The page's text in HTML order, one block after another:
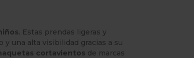
. Estas prendas ligeras y
una alta visibilidad gracias a su
cortavientos de marcas